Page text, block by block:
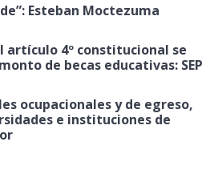
Esteban Moctezuma
artículo 4º constitucional se
de becas educativas: SEP
ocupacionales y de egreso,
e instituciones de